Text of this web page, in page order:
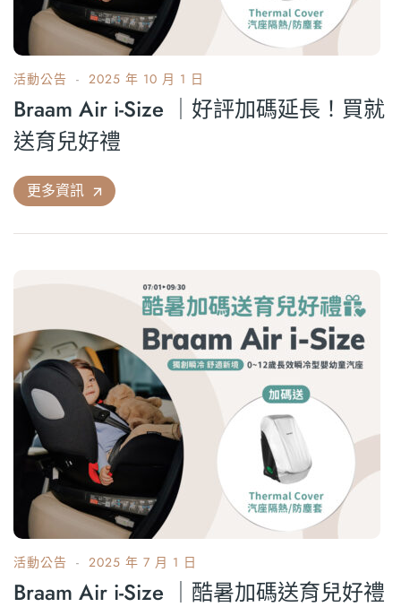
活動公告 2025 年 10 月 1 日
Braam Air i-Size ｜好評加碼延長！買就
送育兒好禮
更多資訊
活動公告 2025 年 7 月 1 日
Braam Air i-Size ｜酷暑加碼送育兒好禮